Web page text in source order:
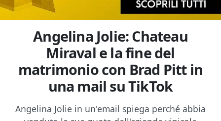
Angelina Jolie: Chateau
Miraval e la fine del
matrimonio con Brad Pitt in
una mail su TikTok
Angelina Jolie in un'email spiega perché abbia